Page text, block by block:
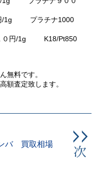
/1g プラチナ1000
円/1g K18/Pt850
無料です。
額査定致します。
バ 買取相場